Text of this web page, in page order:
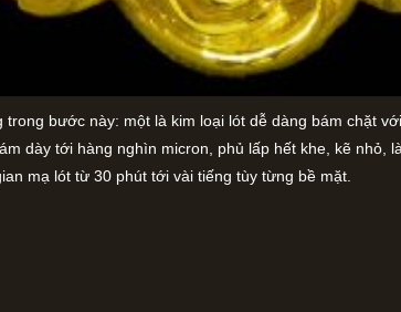
trong bước này: một là kim loại lót dễ dàng bám chặt
dày tới hàng nghìn micron, phủ lấp hết khe, kẽ nhỏ,
mạ lót từ 30 phút tới vài tiếng tùy từng bề mặt.